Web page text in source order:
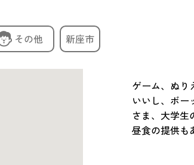
その他 新座市
ゲーム、ぬり
いいし、ボー
さま、大学生
昼食の提供も